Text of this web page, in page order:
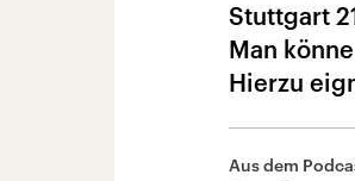
Stuttgart
Man
Hierzu
Aus dem